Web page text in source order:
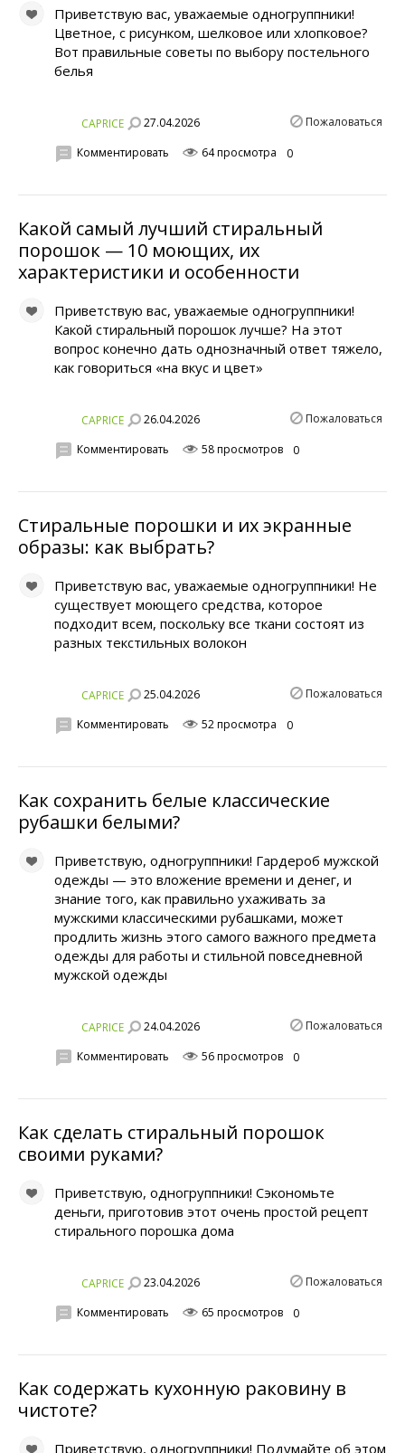
Приветствую вас, уважаемые одногруппники!
Цветное, с рисунком, шелковое или хлопковое?
Вот правильные советы по выбору постельного
белья
CAPRICE 27.04.2026 Пожаловаться
Комментировать 64 просмотра 0
Какой самый лучший стиральный
порошок — 10 моющих, их
характеристики и особенности
Приветствую вас, уважаемые одногруппники!
Какой стиральный порошок лучше? На этот
вопрос конечно дать однозначный ответ тяжело,
как говориться «на вкус и цвет»
CAPRICE 26.04.2026 Пожаловаться
Комментировать 58 просмотров 0
Стиральные порошки и их экранные
образы: как выбрать?
Приветствую вас, уважаемые одногруппники! Не
существует моющего средства, которое
подходит всем, поскольку все ткани состоят из
разных текстильных волокон
CAPRICE 25.04.2026 Пожаловаться
Комментировать 52 просмотра 0
Как сохранить белые классические
рубашки белыми?
Приветствую, одногруппники! Гардероб мужской
одежды — это вложение времени и денег, и
знание того, как правильно ухаживать за
мужскими классическими рубашками, может
продлить жизнь этого самого важного предмета
одежды для работы и стильной повседневной
мужской одежды
CAPRICE 24.04.2026 Пожаловаться
Комментировать 56 просмотров 0
Как сделать стиральный порошок
своими руками?
Приветствую, одногруппники! Сэкономьте
деньги, приготовив этот очень простой рецепт
стирального порошка дома
CAPRICE 23.04.2026 Пожаловаться
Комментировать 65 просмотров 0
Как содержать кухонную раковину в
чистоте?
Приветствую, одногруппники! Подумайте об этом